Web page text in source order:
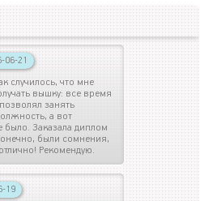
06-21
случилось, что мне
вышку: все время
занять
а вот
было. Заказала диплом
были сомнения,
Рекомендую.
19